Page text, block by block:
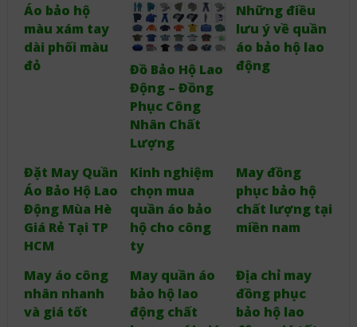
Áo bảo hộ
màu xám tay
dài phối màu
đỏ
Đồ Bảo Hộ Lao
Động – Đồng
Phục Công
Nhân Chất
Lượng
Những điều
lưu ý về quần
áo bảo hộ lao
động
Đặt May Quần
Áo Bảo Hộ Lao
Động Mùa Hè
Giá Rẻ Tại TP
HCM
Kinh nghiệm
chọn mua
quần áo bảo
hộ cho công
ty
May đồng
phục bảo hộ
chất lượng tại
miền nam
May áo công
nhân nhanh
và giá tốt
May quần áo
bảo hộ lao
động chất
Địa chỉ may
đồng phục
bảo hộ lao